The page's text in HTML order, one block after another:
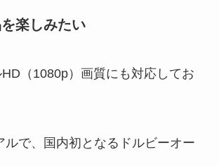
楽しみたい
（1080p）画質にも対応してお
ルで、国内初となるドルビーオー